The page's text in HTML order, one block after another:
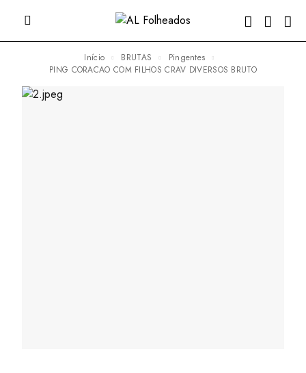
Início BRUTAS
Pingentes
PING CORACAO COM FILHOS CRAV DIVERSOS BRUTO